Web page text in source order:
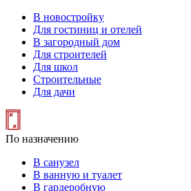
В новостройку
Для гостиниц и отелей
В загородный дом
Для строителей
Для школ
Строительные
Для дачи
По назначению
В санузел
В ванную и туалет
В гардеробную